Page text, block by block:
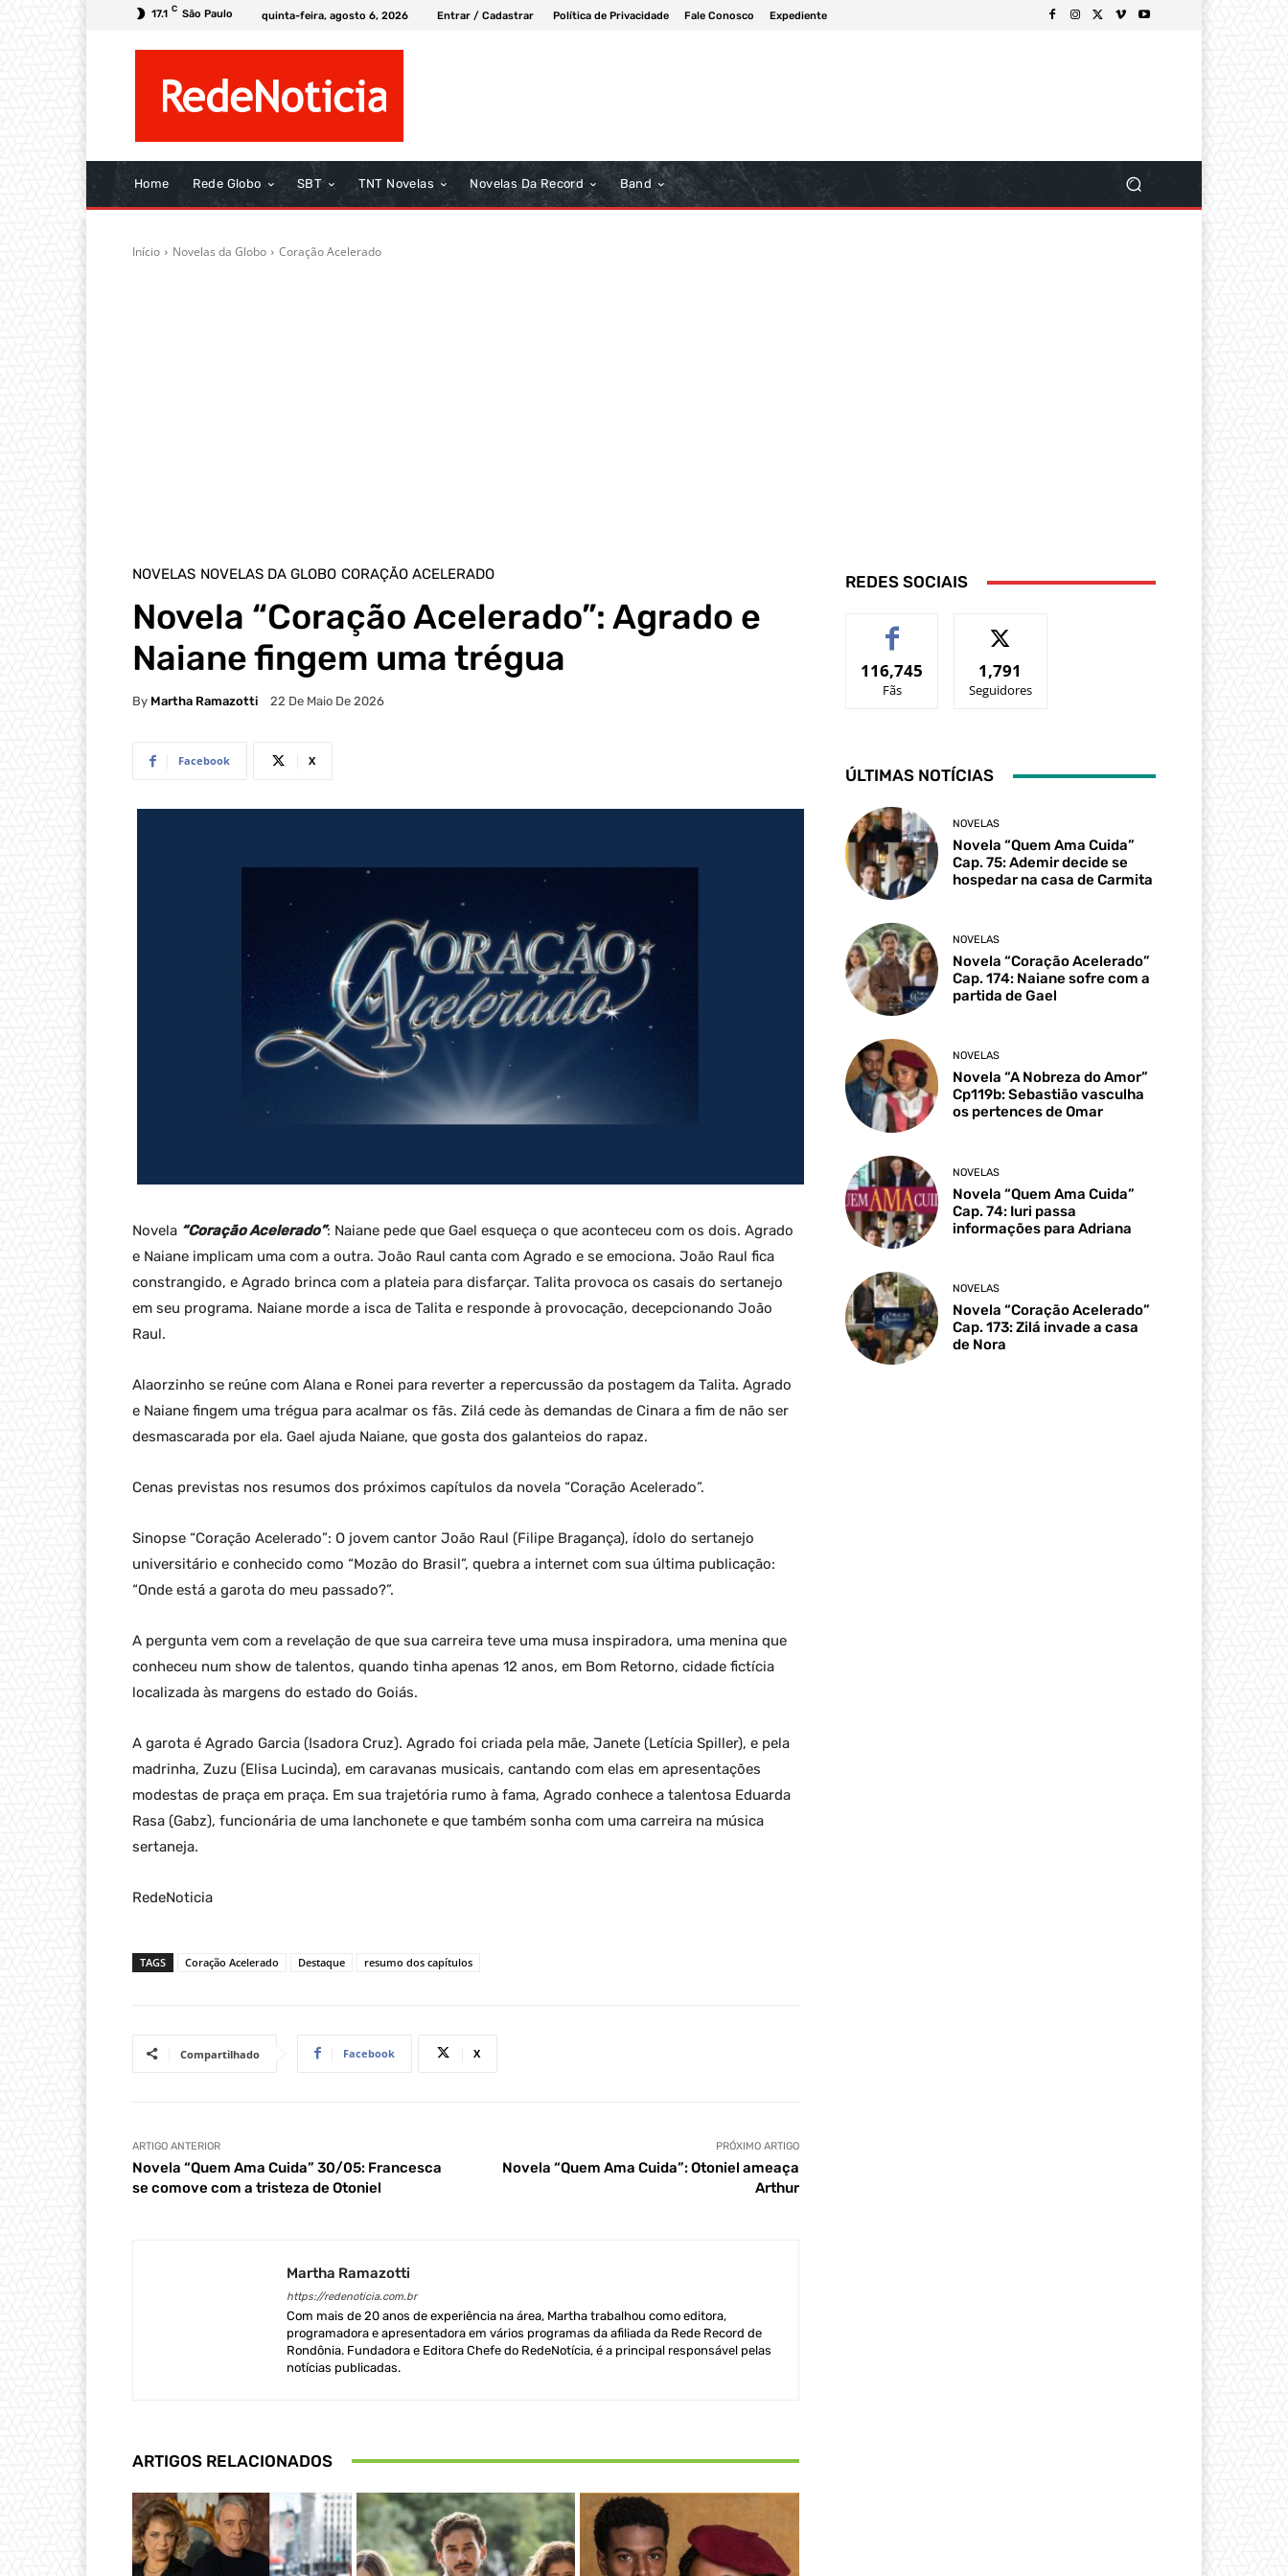
17.1 C São Paulo quinta-feira, agosto 6, 2026 Entrar / Cadastrar Política de Privacidade Fale Conosco Expediente
Home Rede Globo SBT TNT Novelas Novelas Da Record Band
Início Novelas da Globo Coração Acelerado
NOVELAS NOVELAS DA GLOBO CORAÇÃO ACELERADO
Novela “Coração Acelerado”: Agrado e
Naiane fingem uma trégua
By Martha Ramazotti 22 De Maio De 2026
Facebook X
Novela “Coração Acelerado”: Naiane pede que Gael esqueça o que aconteceu com os dois. Agrado
e Naiane implicam uma com a outra. João Raul canta com Agrado e se emociona. João Raul fica
constrangido, e Agrado brinca com a plateia para disfarçar. Talita provoca os casais do sertanejo
em seu programa. Naiane morde a isca de Talita e responde à provocação, decepcionando João
Raul.
Alaorzinho se reúne com Alana e Ronei para reverter a repercussão da postagem da Talita. Agrado
e Naiane fingem uma trégua para acalmar os fãs. Zilá cede às demandas de Cinara a fim de não ser
desmascarada por ela. Gael ajuda Naiane, que gosta dos galanteios do rapaz.
Cenas previstas nos resumos dos próximos capítulos da novela “Coração Acelerado”.
Sinopse “Coração Acelerado”: O jovem cantor João Raul (Filipe Bragança), ídolo do sertanejo
universitário e conhecido como “Mozão do Brasil”, quebra a internet com sua última publicação:
“Onde está a garota do meu passado?”.
A pergunta vem com a revelação de que sua carreira teve uma musa inspiradora, uma menina que
conheceu num show de talentos, quando tinha apenas 12 anos, em Bom Retorno, cidade fictícia
localizada às margens do estado do Goiás.
A garota é Agrado Garcia (Isadora Cruz). Agrado foi criada pela mãe, Janete (Letícia Spiller), e pela
madrinha, Zuzu (Elisa Lucinda), em caravanas musicais, cantando com elas em apresentações
modestas de praça em praça. Em sua trajetória rumo à fama, Agrado conhece a talentosa Eduarda
Rasa (Gabz), funcionária de uma lanchonete e que também sonha com uma carreira na música
sertaneja.
RedeNoticia
TAGS Coração Acelerado Destaque resumo dos capítulos
Compartilhado Facebook X
ARTIGO ANTERIOR
Novela “Quem Ama Cuida” 30/05: Francesca
se comove com a tristeza de Otoniel
PRÓXIMO ARTIGO
Novela “Quem Ama Cuida”: Otoniel ameaça
Arthur
Martha Ramazotti
https://redenoticia.com.br
Com mais de 20 anos de experiência na área, Martha trabalhou como editora,
programadora e apresentadora em vários programas da afiliada da Rede Record de
Rondônia. Fundadora e Editora Chefe do RedeNotícia, é a principal responsável pelas
notícias publicadas.
ARTIGOS RELACIONADOS
REDES SOCIAIS
116,745
Fãs
1,791
Seguidores
ÚLTIMAS NOTÍCIAS
NOVELAS
Novela “Quem Ama Cuida”
Cap. 75: Ademir decide se
hospedar na casa de Carmita
NOVELAS
Novela “Coração Acelerado”
Cap. 174: Naiane sofre com a
partida de Gael
NOVELAS
Novela “A Nobreza do Amor”
Cp119b: Sebastião vasculha
os pertences de Omar
NOVELAS
Novela “Quem Ama Cuida”
Cap. 74: Iuri passa
informações para Adriana
NOVELAS
Novela “Coração Acelerado”
Cap. 173: Zilá invade a casa
de Nora